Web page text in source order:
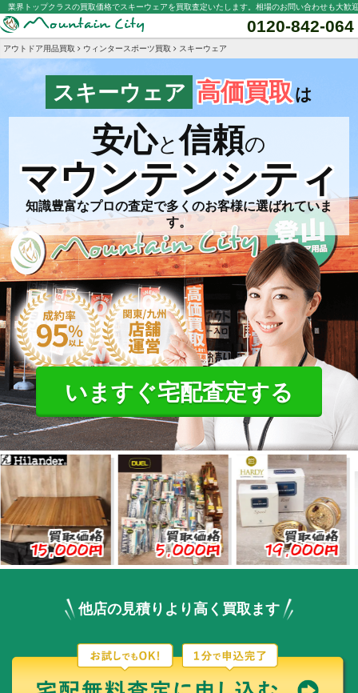
業界トップクラスの買取価格でスキーウェアを買取査定いたします。相場のお問い合わせも大歓
0120-842-064
アウトドア用品買取 ウィンタースポーツ買取 スキーウェア
スキーウェア 高価買取は
安心と信頼の
マウンテンシティ
知識豊富なプロの査定で多くのお客様に選ばれていま
す。
いますぐ宅配査定する
買取価格
円
買取価格
5,000円
買取価格
19,000円
他店の見積りより高く買取ます